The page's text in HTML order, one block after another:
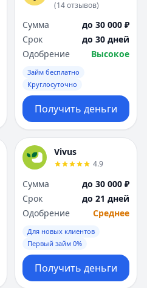
(14отзывов)
Сумма
до 30 000 ₽
Срок
до 30 дней
Одобрение
Высокое
Займ бесплатно
Круглосуточно
Получить деньги
Vivus
4.9
Сумма
до 30 000 ₽
Срок
до 21 дней
Одобрение
Среднее
Для новых клиентов
Первый займ 0%
Получить деньги